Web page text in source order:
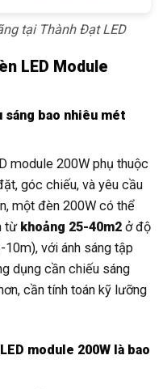
tại Thành Đạt LED
LED Module
sáng bao nhiêu mét
module 200W phụ thuộc
góc chiếu, và yêu cầu
một đèn 200W có thể
từ khoảng 25-40m2 ở độ
với ánh sáng tập
dụng cần chiếu sáng
cần tính toán kỹ lưỡng
module 200W là bao